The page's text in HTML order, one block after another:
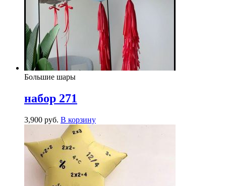
Большие шары
набор 271
3,900 руб. В корзину